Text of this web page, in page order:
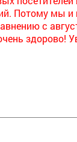
Потому мы
с